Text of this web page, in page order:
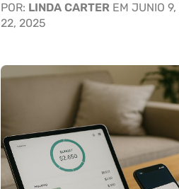
POR: LINDA CARTER EM JUNIO
22, 2025